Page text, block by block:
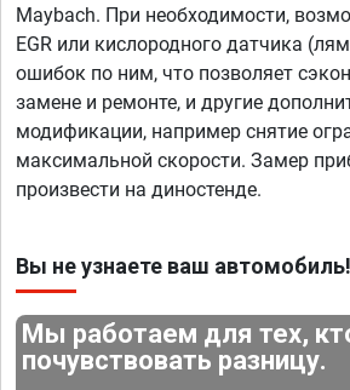
Maybach. При необходимости,
EGR или кислородного датчика
ошибок по ним, что позволяет
замене и ремонте, и другие
модификации, например снятие
максимальной скорости. Замер
произвести на диностенде.
Вы не узнаете ваш автомобиль!
Мы работаем для тех,
почувствовать разницу.